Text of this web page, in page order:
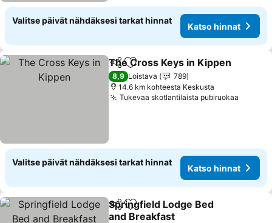
Valitse päivät nähdäksesi tarkat hinnat
Katso hinnat
Jaa Lisää suosikkeihin
The Cross Keys in Kippen
8,9 Loistava
789
14.6 km kohteesta Keskusta
Tukevaa skotlantilaista pubiruokaa
Valitse päivät nähdäksesi tarkat hinnat
Katso hinnat
Jaa Lisää suosikkeihin
Springfield Lodge Bed
and Breakfast